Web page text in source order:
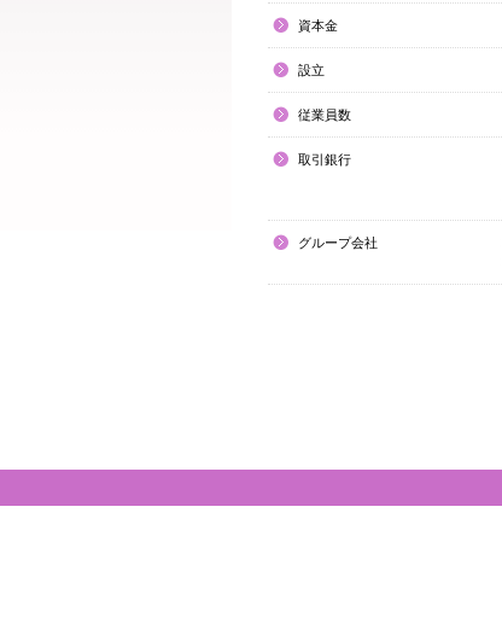
資本金
設立
従業員数
取引銀行
グループ会社